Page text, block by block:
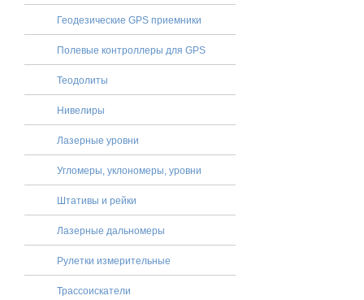
Геодезические GPS приемники
Полевые контроллеры для GPS
Теодолиты
Нивелиры
Лазерные уровни
Угломеры, уклономеры, уровни
Штативы и рейки
Лазерные дальномеры
Рулетки измерительные
Трассоискатели